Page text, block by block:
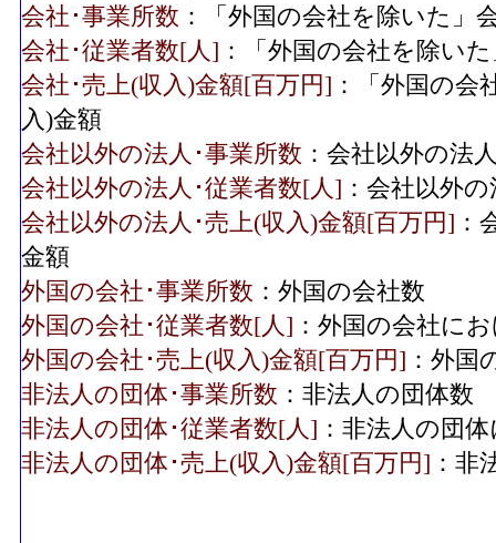
会社･事業所数 ：「外国の会社を除いた」
会社･従業者数[人] ：「外国の会社を除い
会社･売上(収入)金額[百万円] ：「外国の会
入)金額
会社以外の法人･事業所数 ：会社以外の法
会社以外の法人･従業者数[人] ：会社以外
会社以外の法人･売上(収入)金額[百万円] ：
金額
外国の会社･事業所数 ：外国の会社数
外国の会社･従業者数[人] ：外国の会社に
外国の会社･売上(収入)金額[百万円] ：外国
非法人の団体･事業所数 ：非法人の団体数
非法人の団体･従業者数[人] ：非法人の団
非法人の団体･売上(収入)金額[百万円] ：非